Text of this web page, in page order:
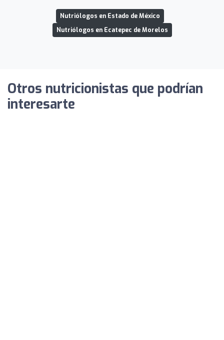
Nutriólogos en Estado de México
Nutriólogos en Ecatepec de Morelos
Otros nutricionistas que podrían
interesarte